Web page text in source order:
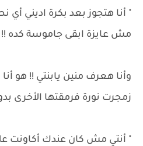
" أنا هتجوز بعد بكرة اديني
مش عايزة ابقى جاموسة كده !!
وأنا هعرف منين يابنتي !! هو
زمجرت نورة فرمقتها
" أنتي مش كان عندك أكاونت على